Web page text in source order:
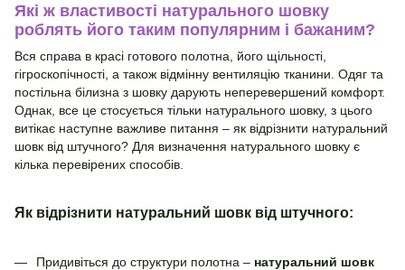
Які ж властивості натурального шовку
роблять його таким популярним і бажаним?
Вся справа в красі готового полотна, його щільності,
гігроскопічності, а також відмінну вентиляцію тканини. Одяг та
постільна білизна з шовку дарують неперевершений комфорт.
Однак, все це стосується тільки натурального шовку, з цього
витікає наступне важливе питання – як відрізнити натуральний
шовк від штучного? Для визначення натурального шовку є
кілька перевірених способів.
Як відрізнити натуральний шовк від штучного:
Придивіться до структури полотна – натуральний шовк